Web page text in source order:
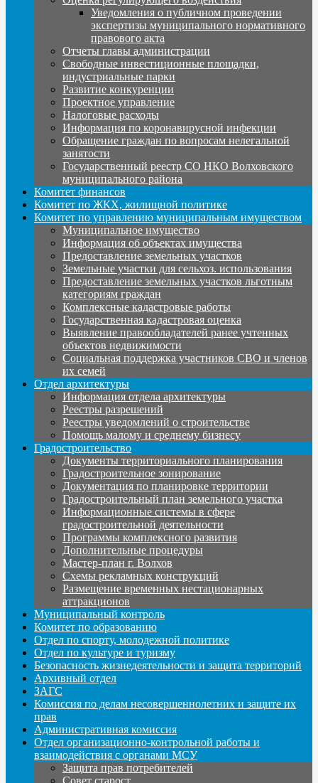
Уведомления о публичном проведении
экспертизы муниципального нормативного
правового акта
Отчеты главы администрации
Свободные инвестиционные площадки,
индустриальные парки
Развитие конкуренции
Проектное управление
Налоговые расходы
Информация по коронавирусной инфекции
Обращение граждан по вопросам нелегальной
занятости
Государственный реестр СО НКО Волховского
муниципального района
Комитет финансов
Комитет по ЖКХ, жилищной политике
Комитет по управлению муниципальным имуществом
Муниципальное имущество
Информация об объектах имущества
Предоставление земельных участков
Земельные участки для сельхоз. использования
Предоставление земельных участков льготным
категориям граждан
Комплексные кадастровые работы
Государственная кадастровая оценка
Выявление правообладателей ранее учтенных
объектов недвижимости
Социальная поддержка участников СВО и членов
их семей
Отдел архитектуры
Информация отдела архитектуры
Реестры разрешений
Реестры уведомлений о строительстве
Помощь малому и среднему бизнесу
Градостроительство
Документы территориального планирования
Градостроительное зонирование
Документация по планировке территории
Градостроительный план земельного участка
Информационные системы в сфере
градостроительной деятельности
Программы комплексного развития
Дополнительные процедуры
Мастер-план г. Волхов
Схемы рекламных конструкций
Размещение временных нестационарных
аттракционов
Муниципальный контроль
Комитет по образованию
Отдел по спорту, молодежной политике
Отдел по культуре и туризму
Безопасность жизнедеятельности и защита территорий
Архивный отдел
ЗАГС
Комиссия по делам несовершеннолетних и защите их
прав
Административная комиссия
Отдел организационно-контрольной работы и
взаимодействия с органами МСУ
Защита прав потребителей